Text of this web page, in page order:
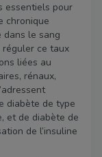
essentiels pour
chronique
dans le sang
réguler ce taux
liées au
rénaux,
diabète de type
et de diabète de
de l’insuline